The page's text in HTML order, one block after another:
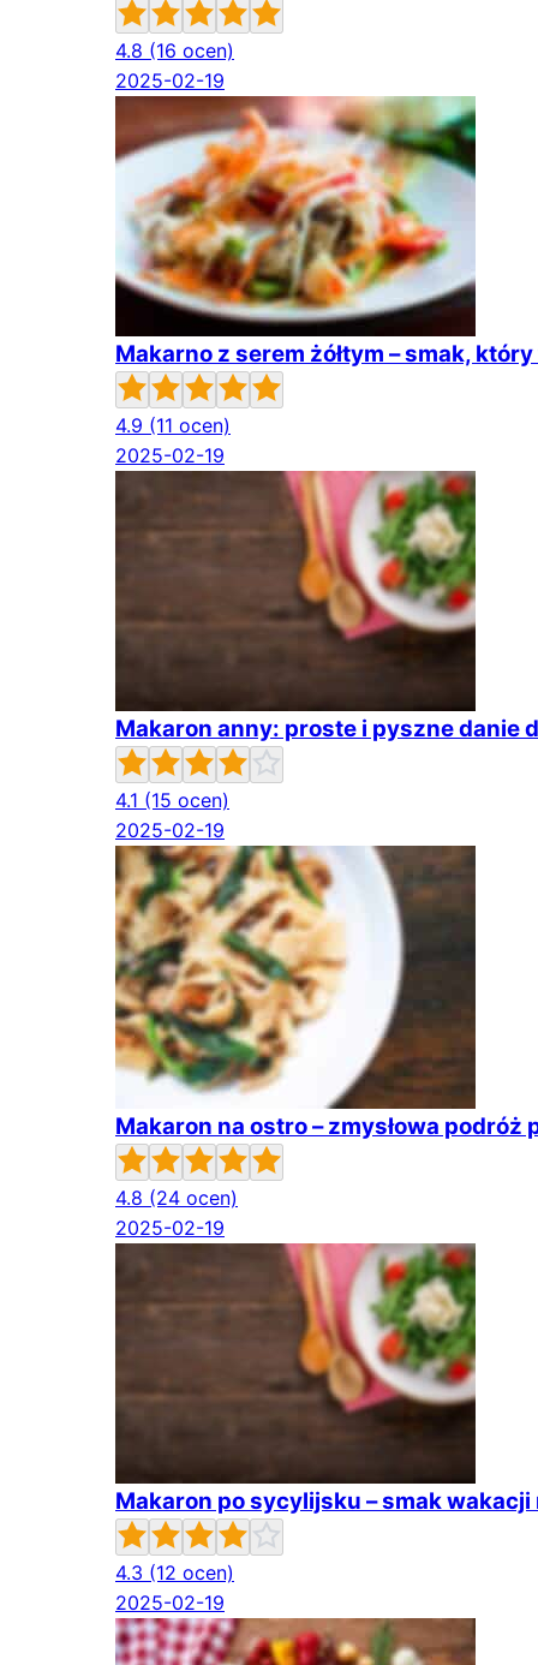
4.8 (16 ocen)
2025-02-19
Makarno z serem żółtym – smak,
4.9 (11 ocen)
2025-02-19
Makaron anny: proste i pyszne danie
4.1 (15 ocen)
2025-02-19
Makaron na ostro – zmysłowa
4.8 (24 ocen)
2025-02-19
Makaron po sycylijsku – smak wakacji
4.3 (12 ocen)
2025-02-19